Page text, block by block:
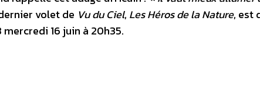
volet de Vu du Ciel, Les Héros de la Nature, est
16 juin à 20h35.